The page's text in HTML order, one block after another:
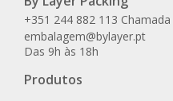
+351 244 882 113
embalagem@bylayer.pt
Das 9h às 18h
Produtos